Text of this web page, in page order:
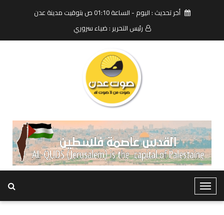
أخر تحديث : اليوم - الساعة 01:10 ص بتوقيت مدينة عدن
رئيس التحرير : ضياء سروري
T
o